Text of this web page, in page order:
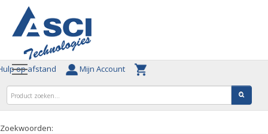
op afstand Mijn Account
Zoekwoorden: